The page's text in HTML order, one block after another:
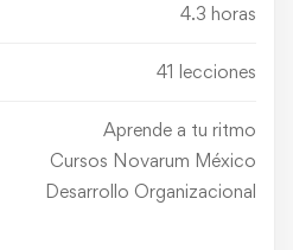
4.3 horas
41 lecciones
Aprende a tu ritmo
Cursos Novarum México
Desarrollo Organizacional